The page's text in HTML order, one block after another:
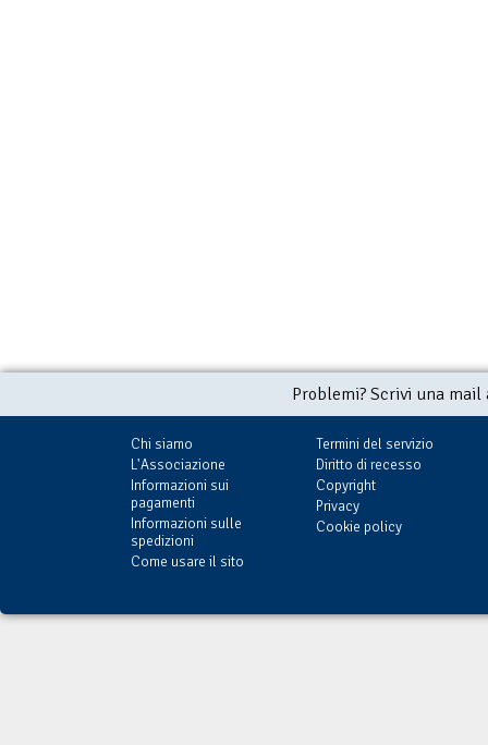
Problemi? Scrivi una
Chi siamo
L'Associazione
Informazioni sui
pagamenti
Informazioni sulle
spedizioni
Come usare il sito
Termini del servizio
Diritto di recesso
Copyright
Privacy
Cookie policy